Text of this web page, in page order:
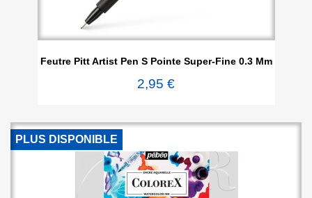
Feutre Pitt Artist Pen S Pointe Super-Fine 0.3 Mm
2,95 €
PLUS DISPONIBLE